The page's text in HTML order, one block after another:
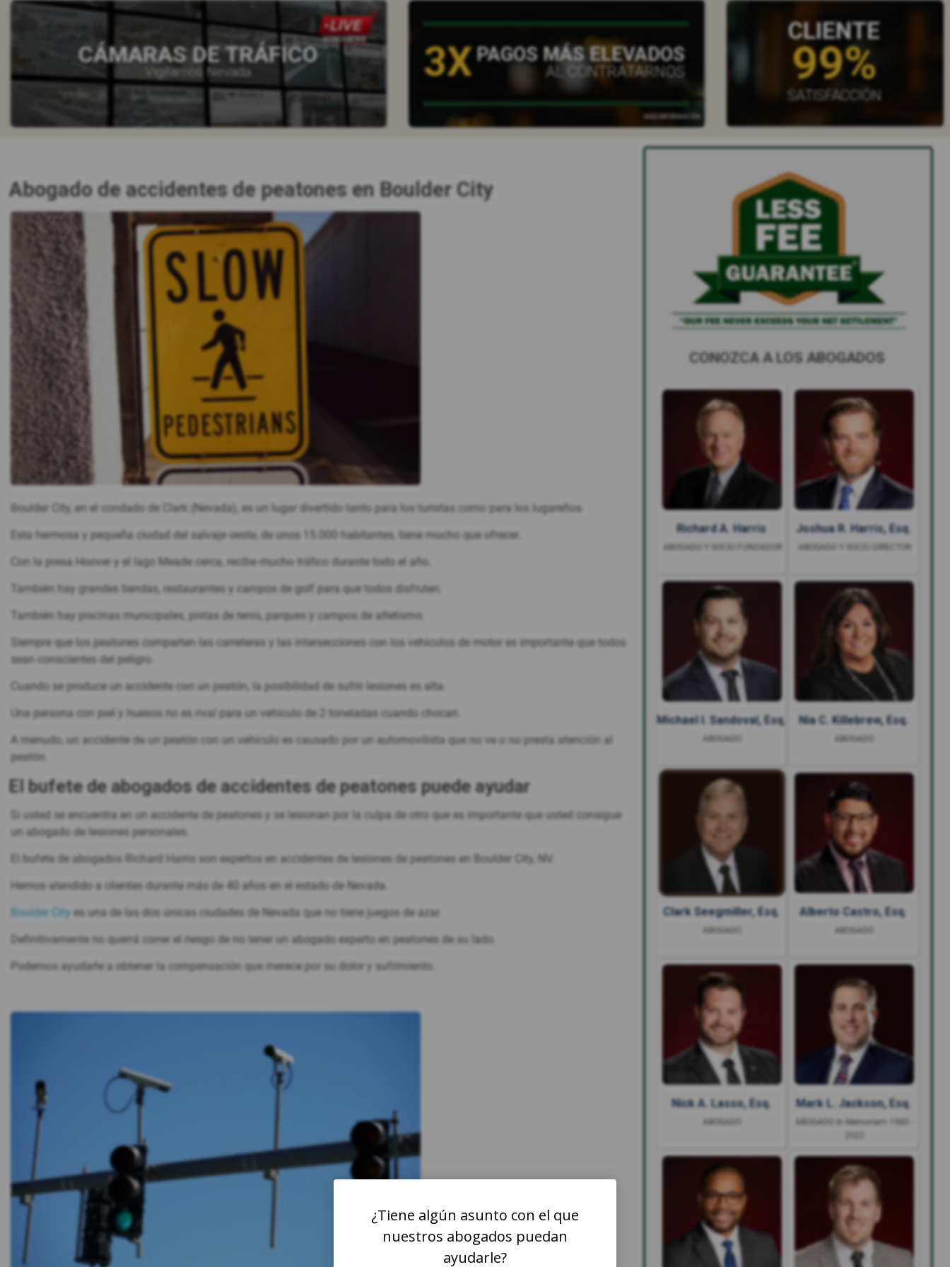
CÁMARAS DE TRÁFICO
Vigilamos Nevada 3X PAGOS MÁS ELEVADOS
AL CONTRATARNOS
CLIENTE
99%
SATISFACCIÓN
Abogado de accidentes de peatones en Boulder City
Boulder City, en el condado de Clark (Nevada), es un lugar divertido tanto para los turistas como para los lugareños.
Esta hermosa y pequeña ciudad del salvaje oeste, de unos 15.000 habitantes, tiene mucho que ofrecer.
Con la presa Hoover y el lago Meade cerca, recibe mucho tráfico durante todo el año.
También hay grandes tiendas, restaurantes y campos de golf para que todos disfruten.
También hay piscinas municipales, pistas de tenis, parques y campos de atletismo.
Siempre que los peatones comparten las carreteras y las intersecciones con los vehículos de motor es importante que todos
sean conscientes del peligro.
Cuando se produce un accidente con un peatón, la posibilidad de sufrir lesiones es alta.
Una persona con piel y huesos no es rival para un vehículo de 2 toneladas cuando chocan.
A menudo, un accidente de un peatón con un vehículo es causado por un automovilista que no ve o no presta atención al
peatón.
El bufete de abogados de accidentes de peatones puede ayudar
Si usted se encuentra en un accidente de peatones y se lesionan por la culpa de otro que es importante que usted consigue
un abogado de lesiones personales.
El bufete de abogados Richard Harris son expertos en accidentes de lesiones de peatones en Boulder City, NV.
Hemos atendido a clientes durante más de 40 años en el estado de Nevada.
Boulder City es una de las dos únicas ciudades de Nevada que no tiene juegos de azar.
Definitivamente no querrá correr el riesgo de no tener un abogado experto en peatones de su lado.
Podemos ayudarle a obtener la compensación que merece por su dolor y sufrimiento.
CONOZCA A LOS ABOGADOS
Richard A. Harris
ABOGADO Y SOCIO FUNDADOR
Joshua R. Harris, Esq.
ABOGADO Y SOCIO DIRECTOR
Michael I. Sandoval, Esq.
ABOGADO
Nia C. Killebrew, Esq.
ABOGADO
Clark Seegmiller, Esq.
ABOGADO
Alberto Castro, Esq.
ABOGADO
Nick A. Lasso, Esq.
ABOGADO
Mark L. Jackson, Esq.
ABOGADO In Memoriam 1980 -
¿Tiene algún asunto con el que
nuestros abogados puedan
ayudarle?